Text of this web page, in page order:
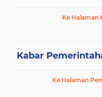
Ke Halaman
Kabar
Ke Halaman